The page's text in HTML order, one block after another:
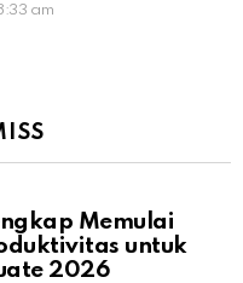
am
Memulai
untuk
2026